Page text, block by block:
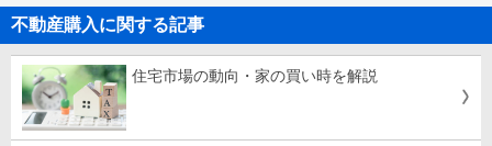
不動産購入に関する記事
住宅市場の動向・家の買い時を解説